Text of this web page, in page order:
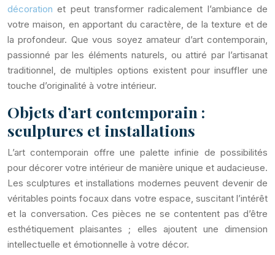
décoration et peut transformer radicalement l’ambiance de
votre maison, en apportant du caractère, de la texture et de
la profondeur. Que vous soyez amateur d’art contemporain,
passionné par les éléments naturels, ou attiré par l’artisanat
traditionnel, de multiples options existent pour insuffler une
touche d’originalité à votre intérieur.
Objets d’art contemporain :
sculptures et installations
L’art contemporain offre une palette infinie de possibilités
pour décorer votre intérieur de manière unique et audacieuse.
Les sculptures et installations modernes peuvent devenir de
véritables points focaux dans votre espace, suscitant l’intérêt
et la conversation. Ces pièces ne se contentent pas d’être
esthétiquement plaisantes ; elles ajoutent une dimension
intellectuelle et émotionnelle à votre décor.